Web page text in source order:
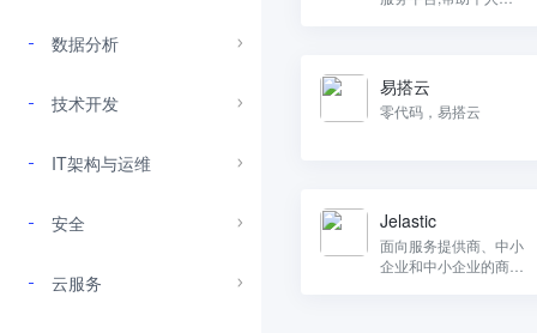
数据分析
技术开发
IT架构与运维
安全
云服务
易搭云
零代码，易搭云
Jelastic
面向服务提供商、中小
企业和中小企业的商